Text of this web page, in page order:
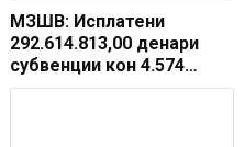
МЗШВ: Исплатени
292.614.813,00 денари
субвенции кон 4.574
млекопроизводители